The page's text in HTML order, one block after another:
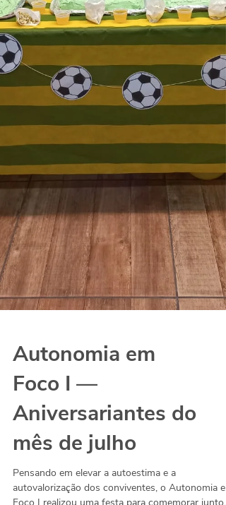
Autonomia em
Foco I —
Aniversariantes do